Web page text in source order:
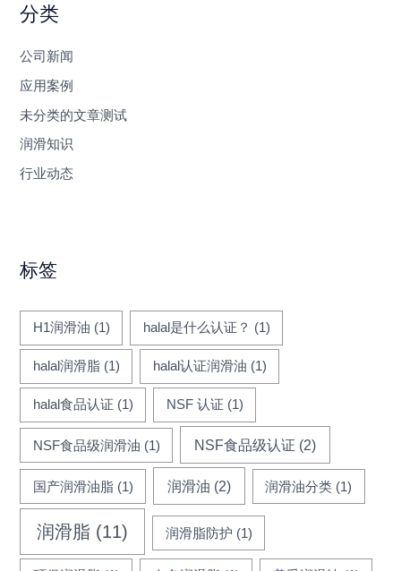
分类
公司新闻
应用案例
未分类的文章测试
润滑知识
行业动态
标签
H1润滑油 (1) halal是什么认证？ (1)
halal润滑脂 (1) halal认证润滑油 (1)
halal食品认证 (1) NSF 认证 (1)
NSF食品级润滑油 (1) NSF食品级认证 (2)
国产润滑油脂 (1) 润滑油 (2) 润滑油分类 (1)
润滑脂 (11) 润滑脂防护 (1)